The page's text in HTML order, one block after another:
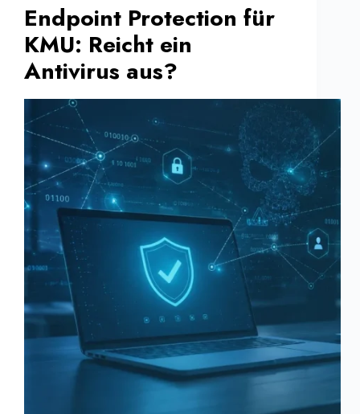
Endpoint Protection für
KMU: Reicht ein
Antivirus aus?